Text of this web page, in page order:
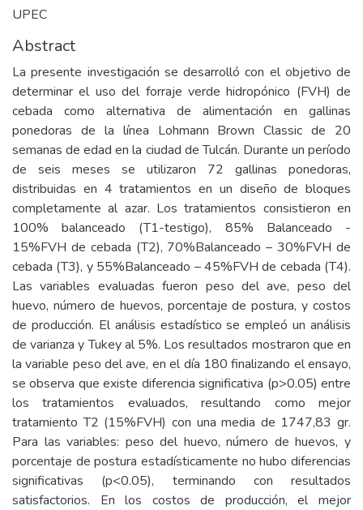
UPEC
Abstract
La presente investigación se desarrolló con el objetivo de
determinar el uso del forraje verde hidropónico (FVH) de
cebada como alternativa de alimentación en gallinas
ponedoras de la línea Lohmann Brown Classic de 20
semanas de edad en la ciudad de Tulcán. Durante un período
de seis meses se utilizaron 72 gallinas ponedoras,
distribuidas en 4 tratamientos en un diseño de bloques
completamente al azar. Los tratamientos consistieron en
100% balanceado (T1-testigo), 85% Balanceado -
15%FVH de cebada (T2), 70%Balanceado – 30%FVH de
cebada (T3), y 55%Balanceado – 45%FVH de cebada (T4).
Las variables evaluadas fueron peso del ave, peso del
huevo, número de huevos, porcentaje de postura, y costos
de producción. El análisis estadístico se empleó un análisis
de varianza y Tukey al 5%. Los resultados mostraron que en
la variable peso del ave, en el día 180 finalizando el ensayo,
se observa que existe diferencia significativa (p>0.05) entre
los tratamientos evaluados, resultando como mejor
tratamiento T2 (15%FVH) con una media de 1747,83 gr.
Para las variables: peso del huevo, número de huevos, y
porcentaje de postura estadísticamente no hubo diferencias
significativas (p<0.05), terminando con resultados
satisfactorios. En los costos de producción, el mejor